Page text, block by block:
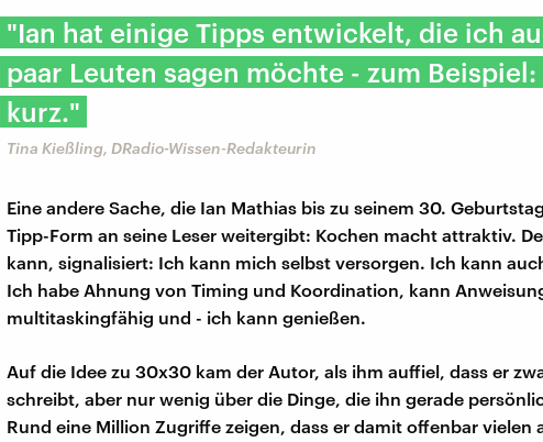
"Ian hat einige Tipps entwickelt, die ich
paar Leuten sagen möchte - zum Beispiel:
kurz."
Tina Kießling, DRadio-Wissen-Redakteurin
Eine andere Sache, die Ian Mathias bis zu seinem 30.
Tipp-Form an seine Leser weitergibt: Kochen macht attraktiv.
kann, signalisiert: Ich kann mich selbst versorgen. Ich kann
Ich habe Ahnung von Timing und Koordination, kann
multitaskingfähig und - ich kann genießen.
Auf die Idee zu 30x30 kam der Autor, als ihm auffiel, dass er
schreibt, aber nur wenig über die Dinge, die ihn gerade
Rund eine Million Zugriffe zeigen, dass er damit offenbar vielen